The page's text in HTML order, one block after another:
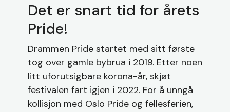
Det er snart tid for årets
Pride!
Drammen Pride startet med sitt første
tog over gamle bybrua i 2019. Etter noen
litt uforutsigbare korona-år, skjøt
festivalen fart igjen i 2022. For å unngå
kollisjon med Oslo Pride og fellesferien,